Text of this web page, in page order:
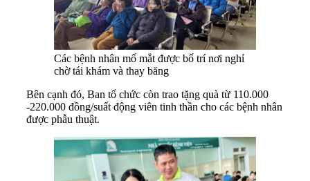
Các bệnh nhân mổ mắt được bố trí nơi nghỉ
chờ tái khám và thay băng
Bên cạnh đó, Ban tổ chức còn trao tặng quà từ 110.000
-220.000 đồng/suất động viên tinh thần cho các bệnh nhân
được phẫu thuật.